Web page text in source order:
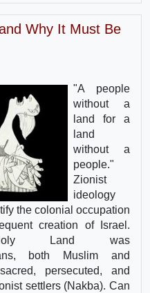
Why It Must Be
"A people
without a
land for a
land
without a
people."
Zionist
ideology
the colonial occupation
creation of Israel.
Land was
both Muslim and
persecuted, and
settlers (Nakba). Can